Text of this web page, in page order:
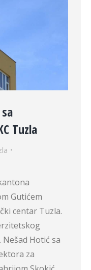
Tuzla
Gutićem
centar Tuzla.
Hotić sa
za